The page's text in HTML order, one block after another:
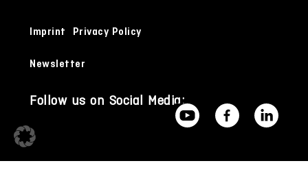
Imprint Privacy Policy
Newsletter
Follow us on Social Media: